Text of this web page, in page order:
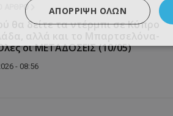
ΆΡΘΡΟ
θα δείτε τα ντέρμπι σε Κύπρο
οι ΜΕΤΑΔΟΣΕΙΣ (10/05)
- 08:56
ΑΠΌΡΡΙΨΗ ΌΛΩΝ